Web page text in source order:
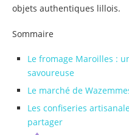
objets authentiques lillois.
Sommaire
Le fromage Maroilles :
savoureuse
Le marché de
Les confiseries
partager